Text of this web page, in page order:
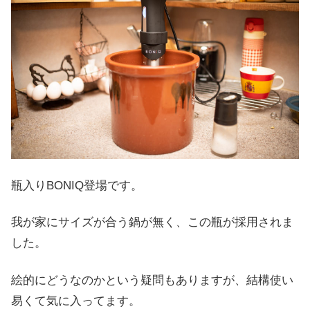
瓶入りBONIQ登場です。
我が家にサイズが合う鍋が無く、この瓶が採用されま
した。
絵的にどうなのかという疑問もありますが、結構使い
易くて気に入ってます。